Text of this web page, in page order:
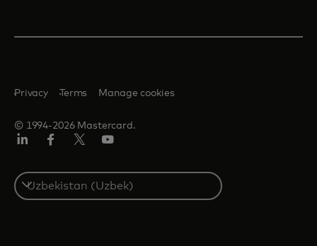
© 1994-2026 Mastercard.
Privacy Terms Manage cookies
Select
a
country